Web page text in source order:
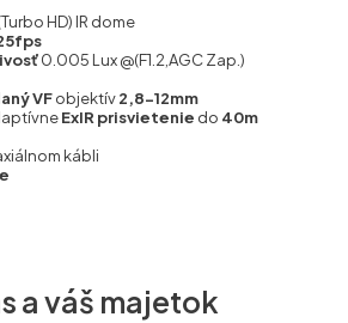
HD) IR dome
0.005 Lux @(F1.2,AGC Zap.)
VFobjektív2,8-12mm
ExIR prisvietenie do 40m
kábli
a váš majetok